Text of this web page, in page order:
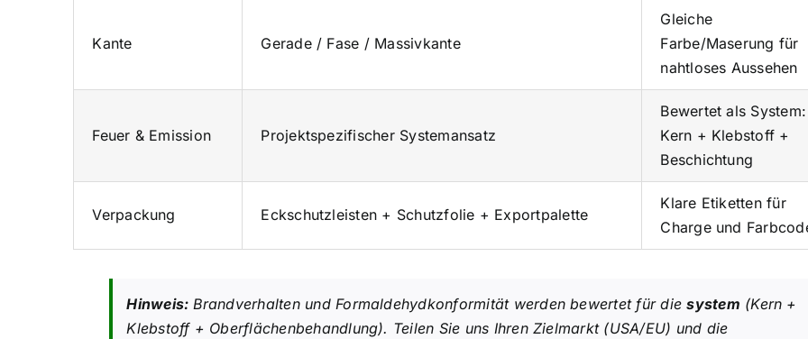
Kante Gerade / Fase / Massivkante
Gleiche
Farbe/Maserung für
nahtloses Aussehen
Feuer & Emission Projektspezifischer Systemansatz
Bewertet als System:
Kern + Klebstoff +
Beschichtung
Verpackung Eckschutzleisten + Schutzfolie + Exportpalette
Klare Etiketten für
Charge und
Hinweis: Brandverhalten und Formaldehydkonformität werden bewertet für diesystem (Kern +
Klebstoff + Oberflächenbehandlung). Teilen Sie uns Ihren Zielmarkt (USA/EU) und die